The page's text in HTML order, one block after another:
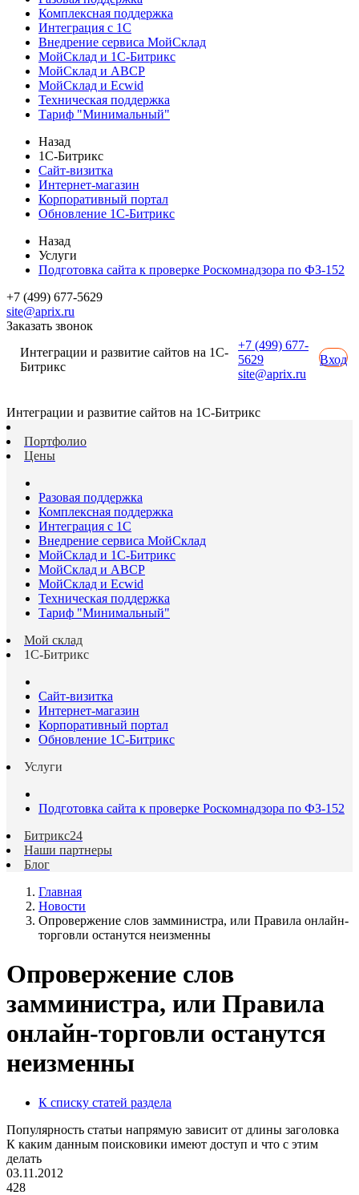
Комплексная поддержка
Интеграция с 1С
Внедрение сервиса МойСклад
МойСклад и 1С-Битрикс
МойСклад и ABCP
МойСклад и Ecwid
Техническая поддержка
Тариф "Минимальный"
Назад
1С-Битрикс
Сайт-визитка
Интернет-магазин
Корпоративный портал
Обновление 1С-Битрикс
Назад
Услуги
Подготовка сайта к проверке Роскомнадзора по ФЗ-152
+7 (499) 677-5629
site@aprix.ru
Заказать звонок
Интеграции и развитие сайтов на 1С-
Битрикс
+7 (499) 677-
5629
site@aprix.ru
Вход
Интеграции и развитие сайтов на 1С-Битрикс
Портфолио
Цены
Разовая поддержка
Комплексная поддержка
Интеграция с 1С
Внедрение сервиса МойСклад
МойСклад и 1С-Битрикс
МойСклад и ABCP
МойСклад и Ecwid
Техническая поддержка
Тариф "Минимальный"
Мой склад
1С-Битрикс
Сайт-визитка
Интернет-магазин
Корпоративный портал
Обновление 1С-Битрикс
Услуги
Подготовка сайта к проверке Роскомнадзора по ФЗ-152
Битрикс24
Наши партнеры
Блог
Главная
Новости
Опровержение слов замминистра, или Правила онлайн-
торговли останутся неизменны
Опровержение слов
замминистра, или Правила
онлайн-торговли останутся
неизменны
К списку статей раздела
Популярность статьи напрямую зависит от длины заголовка
К каким данным поисковики имеют доступ и что с этим
делать
03.11.2012
428